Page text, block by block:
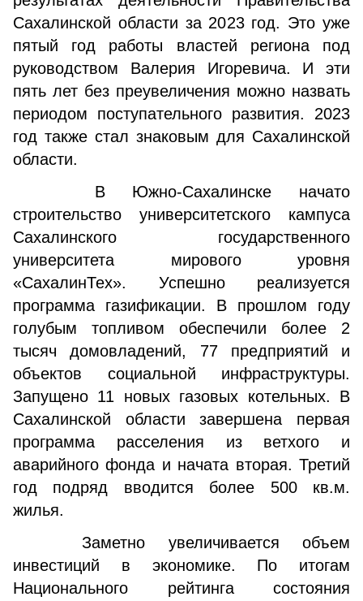
Сахалинской области за 2023 год. Это уже
пятый год работы властей региона под
руководством Валерия Игоревича. И эти
пять лет без преувеличения можно назвать
периодом поступательного развития. 2023
год также стал знаковым для Сахалинской
области.
В Южно-Сахалинске начато
строительство университетского кампуса
Сахалинского государственного
университета мирового уровня
«СахалинТех». Успешно реализуется
программа газификации. В прошлом году
голубым топливом обеспечили более 2
тысяч домовладений, 77 предприятий и
объектов социальной инфраструктуры.
Запущено 11 новых газовых котельных. В
Сахалинской области завершена первая
программа расселения из ветхого и
аварийного фонда и начата вторая. Третий
год подряд вводится более 500 кв.м.
жилья.
Заметно увеличивается объем
инвестиций в экономике. По итогам
Национального рейтинга состояния